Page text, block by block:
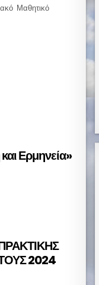
Μαθητικό
Ερμηνεία»
2024